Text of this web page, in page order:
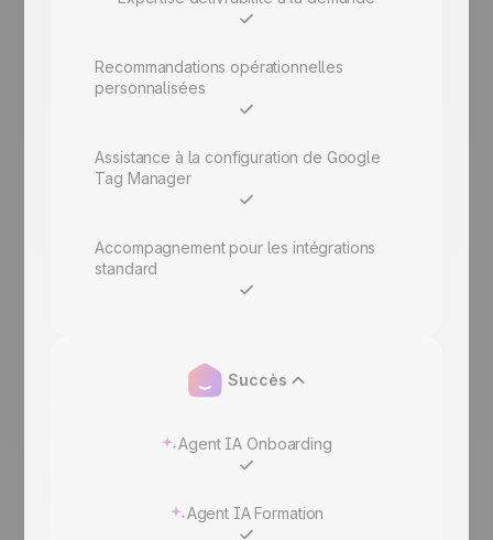
Recommandations opérationnelles
personnalisées
Assistance à la configuration de Google
Tag Manager
Accompagnement pour les intégrations
standard
Succès
Agent IA Onboarding
Agent IA Formation